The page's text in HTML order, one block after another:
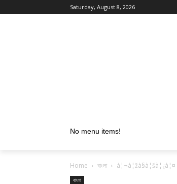
Saturday, August 8, 2026
No menu items!
Home বাংলা
বাংলা